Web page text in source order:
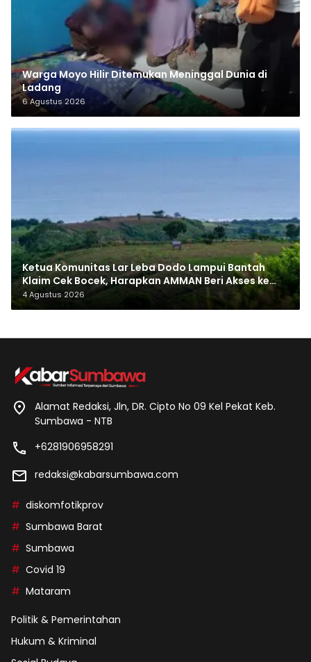
Warga Moyo Hilir Ditemukan Meninggal Dunia di
Ladang
6 Agustus 2026
Ketua Komunitas Lar Leba Dodo Lampui Bantah
Klaim Cek Bocek, Harapkan AMMAN Beri Akses ke
Makam Leluhur
4 Agustus 2026
Alamat Redaksi, Jln, DR. Cipto No 09 Kel Pekat Keb.
Sumbawa - NTB
+6281906958291
redaksi@kabarsumbawa.com
diskomfotikprov
Sumbawa Barat
Sumbawa
Covid 19
Mataram
Politik & Pemerintahan
Hukum & Kriminal